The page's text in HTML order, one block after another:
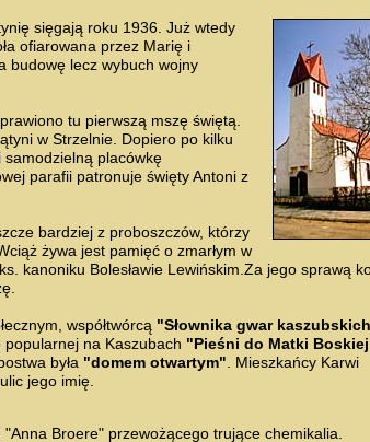
sięgają roku 1936. Już wtedy
ofiarowana przez Marię i
budowę lecz wybuch wojny
tu pierwszą mszę świętą.
w Strzelnie. Dopiero po kilku
samodzielną placówkę
parafii patronuje święty Antoni z
bardziej z proboszczów, którzy
żywa jest pamięć o zmarłym w
kanoniku Bolesławie Lewińskim.Za jego sprawą
współtwórcą "Słownika gwar
na Kaszubach "Pieśni do Matki Boskiej
była "domem otwartym" . Mieszkańcy Karwi
jego imię.
Broere" przewożącego trujące chemikalia.